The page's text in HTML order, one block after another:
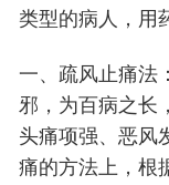
类型的病人，用
一、疏风止痛法
邪，为百病之长
头痛项强、恶风
痛的方法上，根